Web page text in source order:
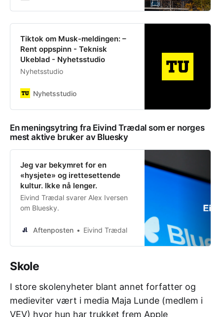
Tiktok om Musk-meldingen: –
Rent oppspinn - Teknisk
Ukeblad - Nyhetsstudio
Nyhetsstudio
Nyhetsstudio
En meningsytring fra Eivind Trædal som er norges
mest aktive bruker av Bluesky
Jeg var bekymret for en
«hysjete» og irettesettende
kultur. Ikke nå lenger.
Eivind Trædal svarer Alex Iversen
om Bluesky.
Aftenposten Eivind Trædal
Skole
I store skolenyheter blant annet forfatter og
medieviter vært i media Maja Lunde (medlem i
VEV) hvor hun har trukket frem Apple